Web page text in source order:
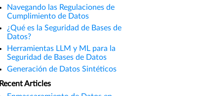
Navegando las Regulaciones de
Cumplimiento de Datos
¿Qué es la Seguridad de Bases de
Datos?
Herramientas LLM y ML para la
Seguridad de Bases de Datos
Generación de Datos Sintéticos
Recent Articles